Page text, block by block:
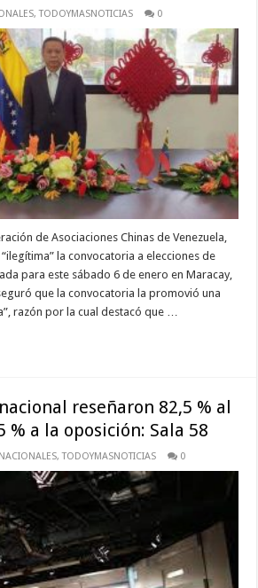
,TODOYMASNOTICIAS 0
de Asociaciones Chinas de Venezuela,
la convocatoria a elecciones de
para este sábado 6 de enero en Maracay,
que la convocatoria la promovió una
razón por la cual destacó que …
reseñaron 82,5 % al
% a la oposición: Sala 58
NACIONALES,TODOYMASNOTICIAS 0